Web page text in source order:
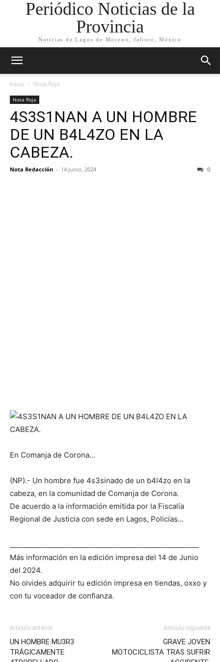
Periódico Noticias de la
Provincia
Noticias de Lagos de Moreno, Jalisco, México
Inicio Nota Roja
Nota Roja
4S3S1NAN A UN HOMBRE
DE UN B4L4ZO EN LA
CABEZA.
Nota Redacción - 14 junio, 2024 0
En Comanja de Corona…
(NP).- Un hombre fue 4s3sinado de un b4l4zo en la
cabeza, en la comunidad de Comanja de Corona.
De acuerdo a la información emitida por la Fiscalía
Regional de Justicia con sede en Lagos, Policías…
Más información en la edición impresa del 14 de Junio
del 2024.
No olvides adquirir tu edición impresa en tiendas, oxxo y
con tu voceador de confianza.
Artículo anterior
UN HOMBRE MU3R3
TRÁGICAMENTE
Artículo siguiente
GRAVE JOVEN
MOTOCICLISTA TRAS SUFRIR